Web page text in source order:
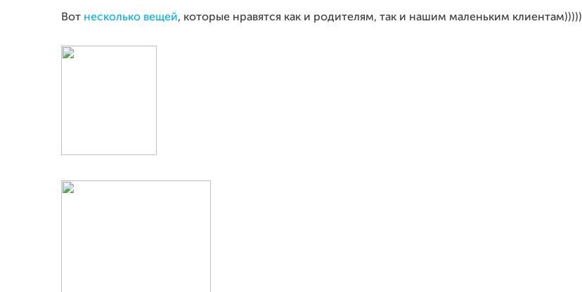
Вот несколько вещей, которые нравятся как и родителям, так и нашим маленьким клиентам)))))